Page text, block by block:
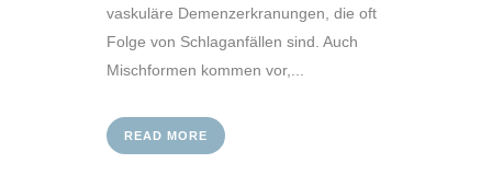
vaskuläre Demenzerkranungen, die oft
Folge von Schlaganfällen sind. Auch
Mischformen kommen vor,...
READ MORE